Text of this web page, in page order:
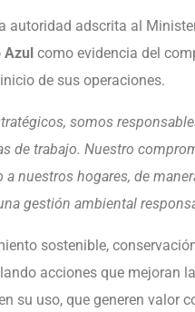
adscrita al
Azulcomo evidencia del
de sus operaciones.
somos
de trabajo. Nuestro
nuestros hogares, de
gestión ambiental
sostenible,
acciones que mejoran
su uso, que generen valor